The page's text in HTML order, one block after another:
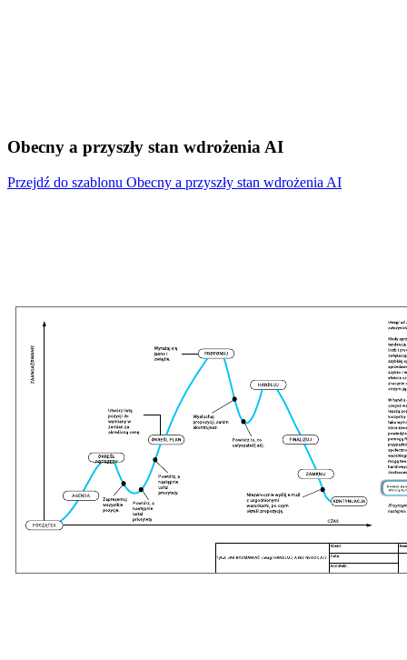
Obecny a przyszły stan wdrożenia AI
Przejdź do szablonu Obecny a przyszły stan wdrożenia AI